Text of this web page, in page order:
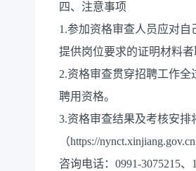
四、注意事项
1.参加资格审查人员应对
提供岗位要求的证明材料
2.资格审查贯穿招聘工作
聘用资格。
3.资格审查结果及考核安排
（https://
咨询电话：0991-3075215、